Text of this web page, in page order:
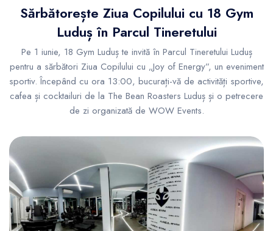
Sărbătorește Ziua Copilului cu 18 Gym
Luduș în Parcul Tineretului
Pe 1 iunie, 18 Gym Luduș te invită în Parcul Tineretului Luduș
pentru a sărbători Ziua Copilului cu „Joy of Energy”, un eveniment
sportiv. Începând cu ora 13:00, bucurați-vă de activități sportive,
cafea și cocktailuri de la The Bean Roasters Luduș și o petrecere
de zi organizată de WOW Events.